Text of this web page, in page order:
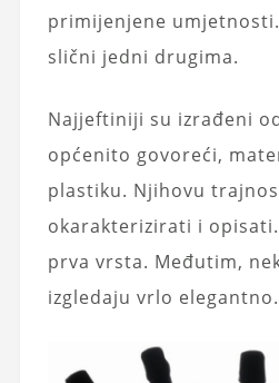
primijenjene
slični jedni drugima.
Najjeftiniji su izrađeni
općenito govoreći,
plastiku. Njihovu
okarakterizirati i
prva vrsta. Međutim,
izgledaju vrlo elegantno.